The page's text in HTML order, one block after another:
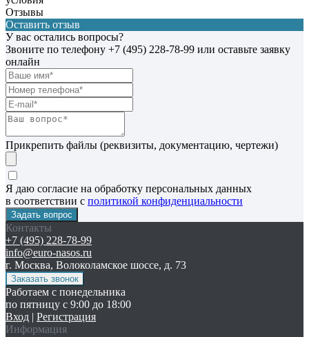
Отзывы
Оставить отзыв
У вас остались вопросы?
Звоните по телефону +7 (495) 228-78-99 или оставьте заявку
онлайн
Прикрепить файлы (реквизиты, документацию, чертежи)
Я даю согласие на обработку персональных данных
в соответствии с политикой конфиденциальности
Контакты
+7 (495) 228-78-99
info@euro-nasos.ru
г. Москва, Волоколамское шоссе, д. 73
Работаем с понедельника
по пятницу с 9:00 до 18:00
Вход | Регистрация
Информация